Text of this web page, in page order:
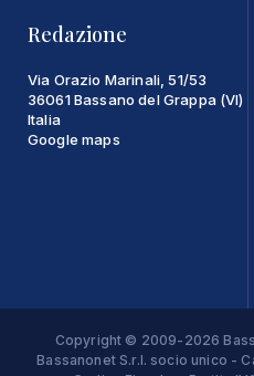
Redazione
Via Orazio Marinali, 51/53
36061 Bassano del Grappa (VI)
Italia
Google maps
Copyright © 2009-2026
Bassanonet S.r.l. socio unico -